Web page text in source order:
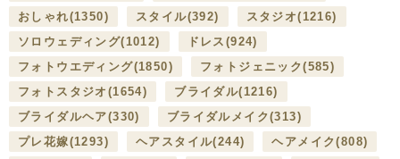
おしゃれ(1350) スタイル(392) スタジオ(1216)
ソロウェディング(1012) ドレス (924)
フォトウエディング(1850) フォトジェニック(585)
フォトスタジオ (1654) ブライダル(1216)
ブライダルヘア(330) ブライダルメイク(313)
プレ花嫁(1293) ヘアスタイル(244) ヘアメイク(808)